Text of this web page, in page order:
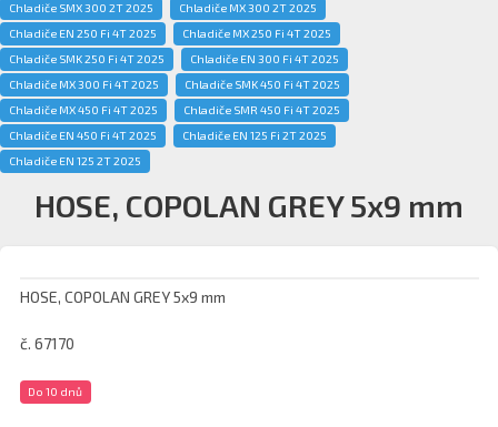
Chladiče SMX 300 2T 2025
Chladiče MX 300 2T 2025
Chladiče EN 250 Fi 4T 2025
Chladiče MX 250 Fi 4T 2025
Chladiče SMK 250 Fi 4T 2025
Chladiče EN 300 Fi 4T 2025
Chladiče MX 300 Fi 4T 2025
Chladiče SMK 450 Fi 4T 2025
Chladiče MX 450 Fi 4T 2025
Chladiče SMR 450 Fi 4T 2025
Chladiče EN 450 Fi 4T 2025
Chladiče EN 125 Fi 2T 2025
Chladiče EN 125 2T 2025
HOSE, COPOLAN GREY 5x9 mm
HOSE, COPOLAN GREY 5x9 mm
č. 67170
Do 10 dnů